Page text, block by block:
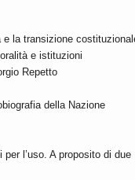
e la transizione
e istituzioni
Repetto
della Nazione
l’uso. A proposito di due